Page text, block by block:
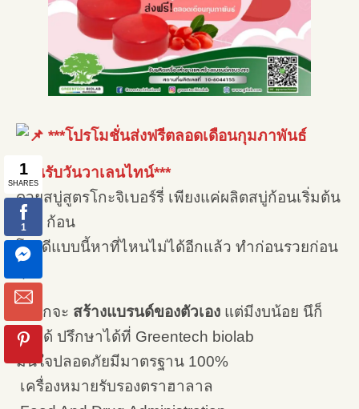
***โปรโมชั่นส่งฟรีตลอดเดือนกุมภาพันธ์
ต้อนรับวันวาเลนไทน์***
ด้วยสบู่สูตรโกะจิเบอร์รี่ เพียงแค่ผลิตสบู่ก้อนเริ่มต้น
100 ก้อน
โปรดีแบบนี้หาที่ไหนไม่ได้อีกแล้ว ทำก่อนรวยก่อน
อยากจะ สร้างแบรนด์ของตัวเอง แต่มีงบน้อย นึก็
ทำได้ ปรึกษาได้ที่ Greentech biolab
มั่นใจปลอดภัยมีมาตรฐาน 100%
เครื่องหมายรับรองตราฮาลาล